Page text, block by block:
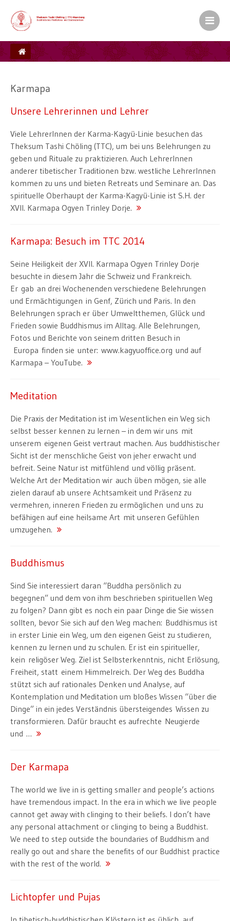
Kamalashila Institut� f�r
Europ�ischer Sitz S.H. des XVII.
Karmapa
Unsere Lehrerinnen und Lehrer
Viele LehrerInnen der Karma-Kagyü-Linie besuchen das
Theksum Tashi Chöling (TTC), um bei uns Belehrungen zu
geben und Rituale zu praktizieren. Auch LehrerInnen
anderer tibetischer Traditionen bzw. westliche LehrerInnen
kommen zu uns und bieten Retreats und Seminare an. Das
spirituelle Oberhaupt der Karma-Kagyü-Linie ist S.H. der
XVII. Karmapa Ogyen Trinley Dorje.
Karmapa: Besuch im TTC 2014
Seine Heiligkeit der XVII. Karmapa Ogyen Trinley Dorje
besuchte in diesem Jahr die Schweiz und Frankreich.
Er gab an drei Wochenenden verschiedene Belehrungen
und Ermächtigungen in Genf, Zürich und Paris. In den
Belehrungen sprach er über Umweltthemen, Glück und
Frieden sowie Buddhismus im Alltag. Alle Belehrungen,
Fotos und Berichte von seinem dritten Besuch in
Europa finden sie unter: www.kagyuoffice.org und auf
Karmapa – YouTube.
Meditation
Die Praxis der Meditation ist im Wesentlichen ein Weg sich
selbst besser kennen zu lernen – in dem wir uns mit
unserem eigenen Geist vertraut machen. Aus buddhistischer
Sicht ist der menschliche Geist von jeher erwacht und
befreit. Seine Natur ist mitfühlend und völlig präsent.
Welche Art der Meditation wir auch üben mögen, sie alle
zielen darauf ab unsere Achtsamkeit und Präsenz zu
vermehren, inneren Frieden zu ermöglichen und uns zu
befähigen auf eine heilsame Art mit unseren Gefühlen
umzugehen.
Buddhismus
Sind Sie interessiert daran “Buddha persönlich zu
begegnen” und dem von ihm beschrieben spirituellen Weg
zu folgen? Dann gibt es noch ein paar Dinge die Sie wissen
sollten, bevor Sie sich auf den Weg machen: Buddhismus ist
in erster Linie ein Weg, um den eigenen Geist zu studieren,
kennen zu lernen und zu schulen. Er ist ein spiritueller,
kein religöser Weg. Ziel ist Selbsterkenntnis, nicht Erlösung,
Freiheit, statt einem Himmelreich. Der Weg des Buddha
stützt sich auf rationales Denken und Analyse, auf
Kontemplation und Meditation um bloßes Wissen “über die
Dinge” in ein jedes Verständnis übersteigendes Wissen zu
transformieren. Dafür braucht es aufrechte Neugierde
und …
Der Karmapa
The world we live in is getting smaller and people’s actions
have tremendous impact. In the era in which we live people
cannot get away with clinging to their beliefs. I don’t have
any personal attachment or clinging to being a Buddhist.
We need to step outside the boundaries of Buddhism and
really go out and share the benefits of our Buddhist practice
with the rest of the world.
Lichtopfer und Pujas